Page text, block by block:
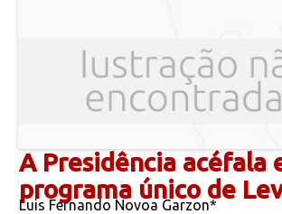
A Presidência acéfala
programa único de
Luis Fernando Novoa Garzon*